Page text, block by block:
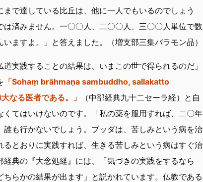
で達している比丘は、他に一人でもいるのでしょう
済みません。一〇〇人、二〇〇人、三〇〇人単位で数
ますよ。」と答えました。（増支部三集バラモン品）
実践することの結果は、いまこの世で得られるのだ」
「Sohaṃ brāhmaṇa sambuddho, sallakatto
なる医者である。」
（中部経典九十二セーラ経）と自
てはいけないのです。「私の薬を服用すれば、二〇年
も行かないでしょう。ブッダは、苦しみという病を治
とおりに実践すれば、生きる苦しみという病はすぐ治
典の『大念処経』には、「気づきの実践をするなら
らかの結果が出ます」と説かれています。仏教である